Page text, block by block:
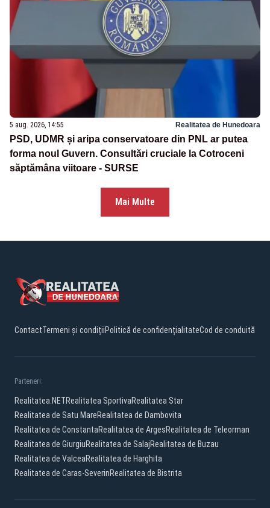
5 aug. 2026, 14:55 Realitatea de Hunedoara
PSD, UDMR și aripa conservatoare din PNL ar putea
forma noul Guvern. Consultări cruciale la Cotroceni
săptămâna viitoare - SURSE
Mai Multe
ContactTermeni și condițiiPolitică de confidențialitateCod de conduită
Parteneri:
Realitatea.NETRealitatea SportivaRealitatea Star
Realitatea de Satu MareRealitatea de Dambovita
Realitatea de ConstantaRealitatea de ArgesRealitatea de Teleorman
Realitatea de GiurgiuRealitatea de SalajRealitatea de Buzau
Realitatea de ValceaRealitatea de Harghita
Realitatea de Caras-SeverinRealitatea de Bistrita